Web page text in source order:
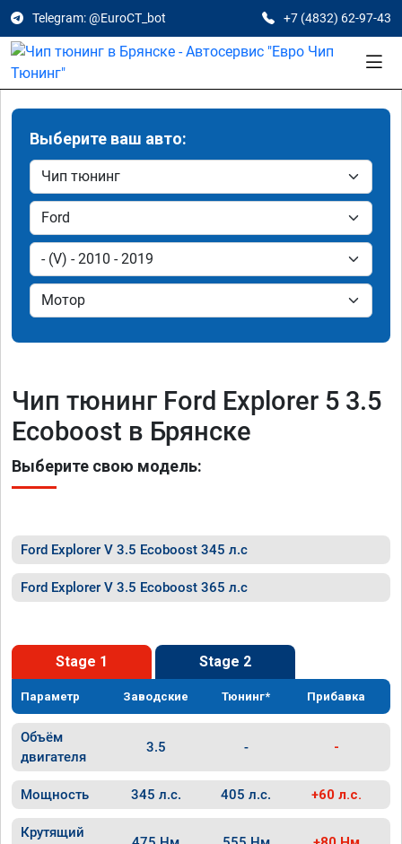
Telegram: @EuroCT_bot +7 (4832) 62-97-43
Выберите ваш авто:
Чип тюнинг Ford Explorer 5 3.5
Ecoboost в Брянске
Выберите свою модель:
Ford Explorer V 3.5 Ecoboost 345 л.с
Ford Explorer V 3.5 Ecoboost 365 л.с
Stage 1 Stage 2
Параметр Заводские Тюнинг* Прибавка
Объём
двигателя
3.5 - -
Мощность 345 л.с. 405 л.с. +60 л.с.
Крутящий